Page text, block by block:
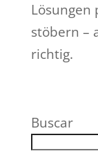
Lösungen
stöbern –
richtig.
Buscar